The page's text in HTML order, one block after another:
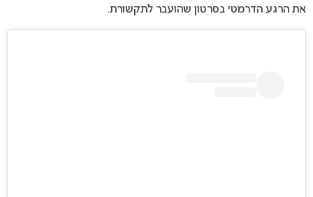
את הרגע הדרמטי בסרטון שהועבר לתקשורת.